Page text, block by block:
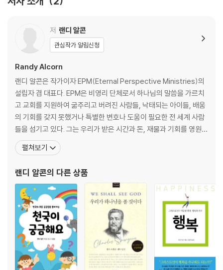
PART 2 돈에 대한 나쁜 소식과 좋은 소식
8장 자족: 얼마만큼이 충분한가
9장 돈: 축복인가 저주인가?
10장 돈이 당신의 영혼에 할 수 있는 것은 무엇인가
11장 돈에 대한 좋은 소식
12장 진정한 부의 원천
13장 선한 일에 부요하게 되라
14장 나눔은 흥미진진한 모험이다
15장 천국에 예금된 보물들
16장 하나님 나라 우선
18장 하나님이 지속적으로 우리에게 더 많이 주실 때
감사의 글
역자의 글
저 랜디 알콘
관심작가 알림신청
Randy Alcorn
랜디 알콘은 작가이자 EPM(Eternal Perspective Ministries)의
설립자 겸 대표다. EPM은 비영리 단체로서 하나님의 말씀을 가르치
고 교회를 지원하여 굶주리고 버려진 사람들, 낙태되는 아이들, 배움
의 기회를 갖지 못했거나 특별한 변호나 도움이 필요한 전 세계 사람
들을 섬기고 있다. 그는 우리가 받은 시간과 돈, 재물과 기회를 영원의
관점에서 사용할 것을 도전하면서 동시에 가난한 이들을 돌보는 사역
에 집중적으로 투자하라고 설득한다. 그는 오늘날 기독교 진리에 담
로써 이 일을 이루어가고 있
펼쳐보기
랜디 알콘의 다른 상품